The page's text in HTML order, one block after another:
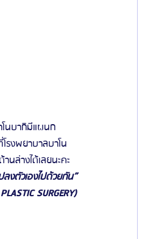
โนบากิมีแผนก
งพยาบาลบาโน
นล่างได้เลยนะคะ
งตัวเองไปด้วยกัน”
SURGERY)